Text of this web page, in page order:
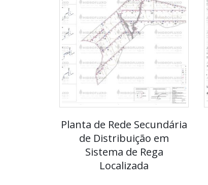
Planta de Rede Secundária
de Distribuição em
Sistema de Rega
Localizada